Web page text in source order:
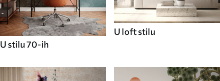
U stilu 70-ih
U loft stilu